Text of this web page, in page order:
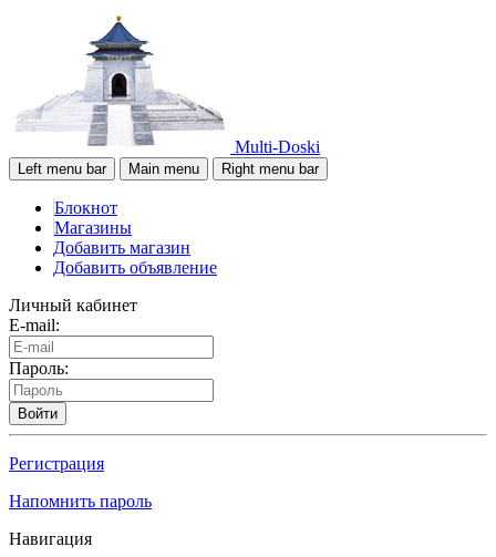
Multi-Doski
Left menu bar Main menu Right menu bar
Блокнот
Магазины
Добавить магазин
Добавить объявление
Личный кабинет
E-mail:
Пароль:
Войти
Регистрация
Напомнить пароль
Навигация